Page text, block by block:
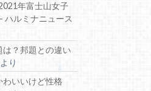
2021年富士山女子
ハルミナニュース
は？邦題との違い
より
わいいけど性格